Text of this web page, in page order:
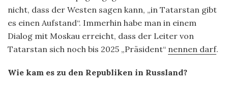
nicht, dass der Westen sagen kann, „in Tatarstan gibt
es einen Aufstand“. Immerhin habe man in einem
Dialog mit Moskau erreicht, dass der Leiter von
Tatarstan sich noch bis 2025 „Präsident“ nennen darf.
Wie kam es zu den Republiken in Russland?